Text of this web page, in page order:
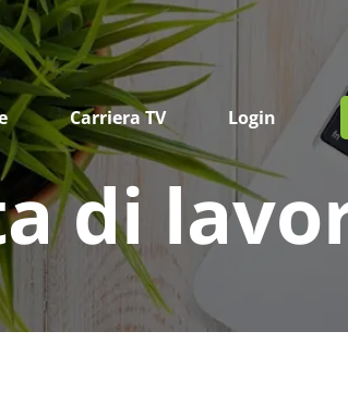
Carriera TV Login
di